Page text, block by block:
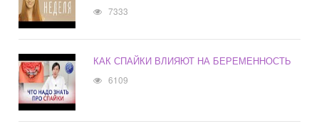
7333
КАК СПАЙКИ ВЛИЯЮТ НА БЕРЕМЕННОСТЬ
6109